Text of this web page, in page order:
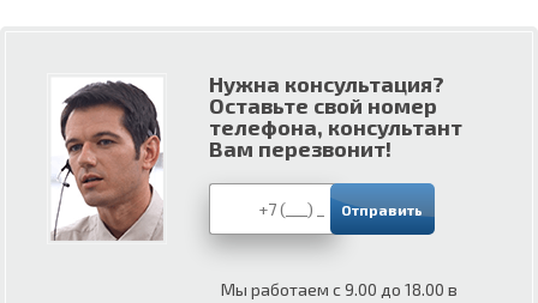
Нужна консультация?
Оставьте свой номер
телефона, консультант
Вам перезвонит!
Мы работаем с 9.00 до 18.00 в